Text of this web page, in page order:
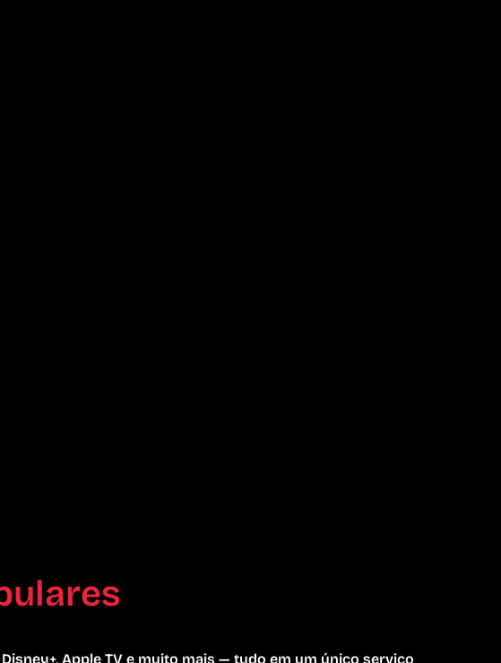
Apple TV e muito mais — tudo em um único serviço